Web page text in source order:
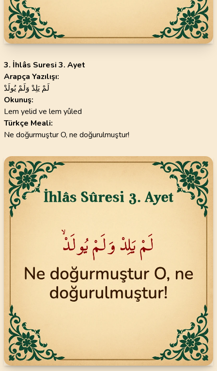
3. İhlâs Suresi 3. Ayet
Arapça Yazılışı:
لَمْ يَلِدْ وَلَمْ يُولَدْ
Okunuş:
Lem yelid ve lem yûled
Türkçe Meali:
Ne doğurmuştur O, ne doğurulmuştur!